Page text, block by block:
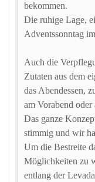
bekommen.
Die ruhige Lage,
Adventssonntag
Auch die
Zutaten aus dem
das Abendessen,
am Vorabend oder
Das ganze
stimmig und wir
Um die Bestreite
Möglichkeiten zu
entlang der